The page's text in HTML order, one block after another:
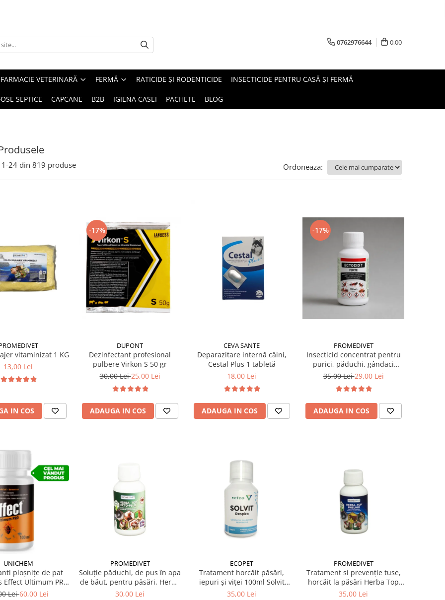
0762976644 0,00
FARMACIE VETERINARĂ FERMĂ RATICIDE ȘI RODENTICIDE INSECTICIDE PENTRU CASĂ ȘI FERMĂ
SEPTICE CAPCANE B2B IGIENA CASEI PACHETE BLOG
1-24 din 819 produse Ordoneaza:
vitaminizat 1 KG
13,00 Lei
IN COS
-17%
DUPONT
Dezinfectant profesional
pulbere Virkon S 50 gr
30,00 Lei25,00 Lei
ADAUGA IN COS
CEVA SANTE
Deparazitare internă câini,
Cestal Plus 1 tabletă
18,00 Lei
ADAUGA IN COS
-17%
PROMEDIVET
Insecticid concentrat pentru
purici, păduchi, gândaci
Ectocid Forte T 100 ml
35,00 Lei29,00 Lei
ADAUGA IN COS
UNICHEM
ploșnițe de pat
Effect Ultimum PRO
100 ml
Lei60,00 Lei
PROMEDIVET
Soluție păduchi, de pus în apa
de băut, pentru păsări, Herba
Top Ecto Plus 100 ml
30,00 Lei
ECOPET
Tratament horcăit păsări,
iepuri și viței 100ml Solvit
Respiro
35,00 Lei
PROMEDIVET
Tratament si prevenție tuse,
horcăit la păsări Herba Top
Pneumo 100 ml
35,00 Lei